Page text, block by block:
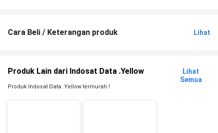
Cara Beli / Keterangan produk Lihat
Produk Lain dari Indosat Data .Yellow
Lihat
Semua
Produk Indosat Data .Yellow termurah !